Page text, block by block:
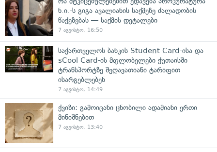
ნ.ი.-ს გიგა ავალიანის საქმეზე ძალადობის
წაქეზებას — საქმის დეტალები
7 აგვისტო, 16:50
საქართველოს ბანკის Student Card-ისა და
sCool Card-ის მფლობელები ქუთაისში
ტრანსპორტზე შეღავათიანი ტარიფით
ისარგებლებენ
7 აგვისტო, 14:49
ქვიზი: გამოიცანი ცნობილი ადამიანი ერთი
მინიშნებით
7 აგვისტო, 13:40